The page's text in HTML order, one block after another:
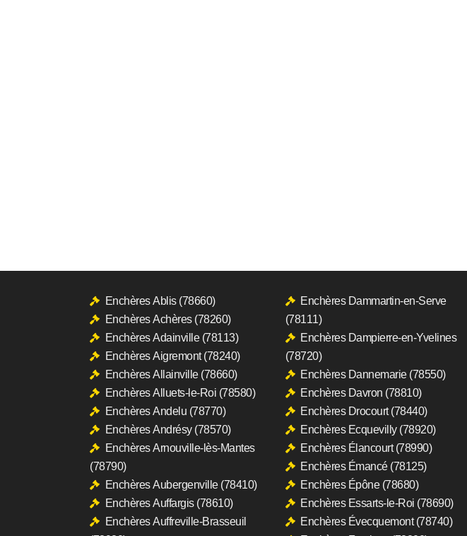
Enchères Ablis (78660)
Enchères Achères (78260)
Enchères Adainville (78113)
Enchères Aigremont (78240)
Enchères Allainville (78660)
Enchères Alluets-le-Roi (78580)
Enchères Andelu (78770)
Enchères Andrésy (78570)
Enchères Arnouville-lès-Mantes
(78790)
Enchères Aubergenville (78410)
Enchères Auffargis (78610)
Enchères Auffreville-Brasseuil
Enchères Dammartin-en-Serve
(78111)
Enchères Dampierre-en-Yvelines
(78720)
Enchères Dannemarie (78550)
Enchères Davron (78810)
Enchères Drocourt (78440)
Enchères Ecquevilly (78920)
Enchères Élancourt (78990)
Enchères Émancé (78125)
Enchères Épône (78680)
Enchères Essarts-le-Roi (78690)
Enchères Évecquemont (78740)